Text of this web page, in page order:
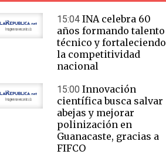
15:04 INA celebra 60
años formando talento
técnico y fortaleciendo
la competitividad
nacional
15:00 Innovación
científica busca salvar
abejas y mejorar
polinización en
Guanacaste, gracias a
FIFCO